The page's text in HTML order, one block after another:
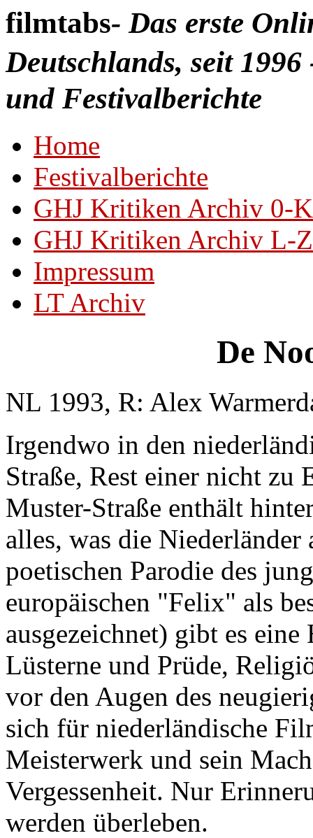
filmtabs- Das erste
Deutschlands, seit
und Festivalberichte
Home
Festivalberichte
GHJ Kritiken Archiv 0-K
GHJ Kritiken Archiv L-Z
Impressum
LT Archiv
De
NL 1993, R: Alex
Irgendwo in den
Straße, Rest einer nicht zu
Muster-Straße enthält
alles, was die Niederländer
poetischen Parodie des
europäischen "Felix" als
ausgezeichnet) gibt es
Lüsterne und Prüde,
vor den Augen des
sich für niederländische
Meisterwerk und sein
Vergessenheit. Nur
werden überleben.